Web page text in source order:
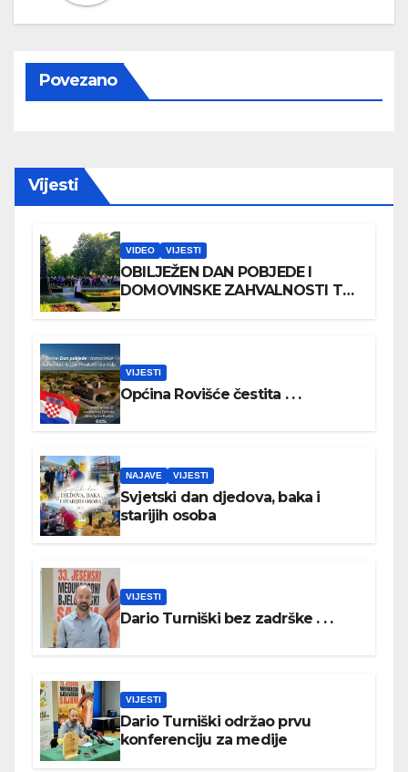
Povezano
Vijesti
VIDEO VIJESTI
OBILJEŽEN DAN POBJEDE I
DOMOVINSKE ZAHVALNOSTI TE
VIJESTI
Općina Rovišće čestita . . .
NAJAVE VIJESTI
Svjetski dan djedova, baka i
starijih osoba
VIJESTI
Dario Turniški bez zadrške . . .
VIJESTI
Dario Turniški održao prvu
konferenciju za medije